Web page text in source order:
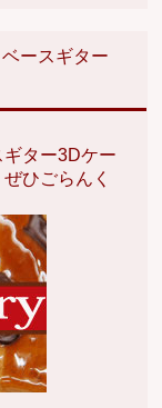
ースギター
ター3Dケー
ひごらんく